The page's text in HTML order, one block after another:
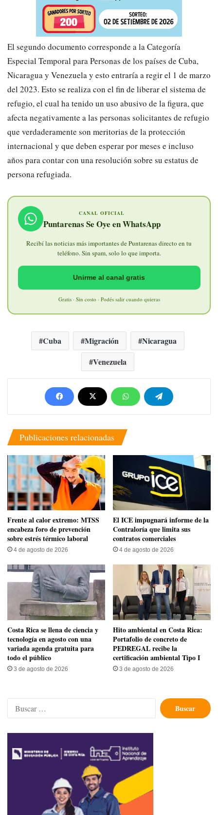
El segundo documento corresponde a la Categoría
Especial Temporal para Personas de los países de Cuba,
Nicaragua y Venezuela y esto entraría a regir el 1 de marzo
del 2023. Esto se realiza con el fin de liberar el sistema de
refugio, el cual ha tenido un uso abusivo de la figura, que
afecta negativamente a las personas solicitantes de refugio
que verdaderamente son meritorias de la protección
internacional y que deben esperar por meses e incluso
años para contar con una resolución sobre su estatus de
persona refugiada.
CANAL OFICIAL
Puntarenas Se Oye en WhatsApp
Recibí las noticias más importantes de Puntarenas directo en tu
teléfono. Sin spam, solo lo que importa.
Unirme al canal gratis
Gratis · Sin costo · Podés salir cuando quieras
Cuba Migración
Nicaragua
Venezuela
Publicaciones relacionadas
Frente al calor extremo: MTSS
encabeza foro de prevención
sobre estrés térmico laboral
4 de agosto de 2026
El ICE impugnará informe de la
Contraloría que limita sus
contratos comerciales
4 de agosto de 2026
​Costa Rica se llena de ciencia y
tecnología en agosto con una
variada agenda gratuita para
todo el público
3 de agosto de 2026
Hito ambiental en Costa Rica:
Portafolio de concreto de
PEDREGAL recibe la
certificación ambiental Tipo I
3 de agosto de 2026
Buscar: